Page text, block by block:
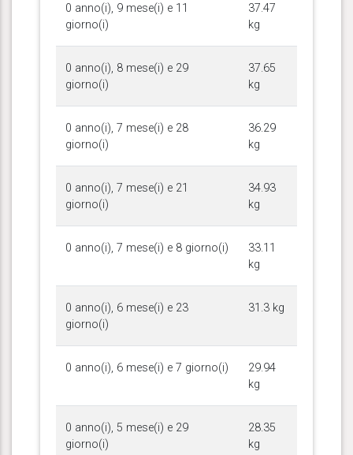
0 anno(i), 9 mese(i) e 11
giorno(i)
37.47
kg
0 anno(i), 8 mese(i) e 29
giorno(i)
37.65
kg
0 anno(i), 7 mese(i) e 28
giorno(i)
36.29
kg
0 anno(i), 7 mese(i) e 21
giorno(i)
34.93
kg
0 anno(i), 7 mese(i) e 8 giorno(i)
33.11
kg
0 anno(i), 6 mese(i) e 23
giorno(i)
31.3 kg
0 anno(i), 6 mese(i) e 7 giorno(i)
29.94
kg
0 anno(i), 5 mese(i) e 29
giorno(i)
28.35
kg